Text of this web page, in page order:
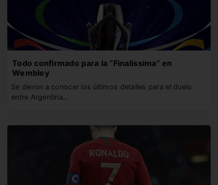
Todo confirmado para la “Finalissima” en
Wembley
Se dieron a conocer los últimos detalles para el duelo
entre Argentina…